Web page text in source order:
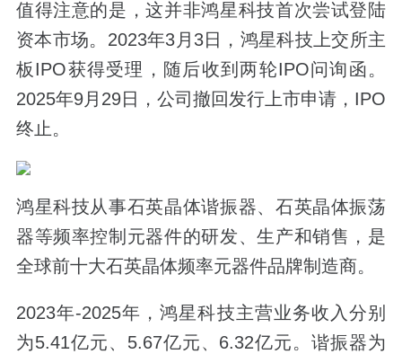
值得注意的是，这并非鸿星科技首次尝试登陆
资本市场。2023年3月3日，鸿星科技上交所主
板IPO获得受理，随后收到两轮IPO问询函。
2025年9月29日，公司撤回发行上市申请，IPO
终止。
鸿星科技从事石英晶体谐振器、石英晶体振荡
器等频率控制元器件的研发、生产和销售，是
全球前十大石英晶体频率元器件品牌制造商。
2023年-2025年，鸿星科技主营业务收入分别
为5.41亿元、5.67亿元、6.32亿元。谐振器为